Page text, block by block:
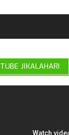
JIKALAHARI